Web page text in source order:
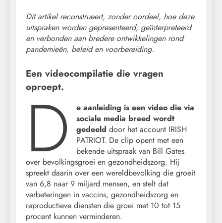
Dit artikel reconstrueert, zonder oordeel, hoe deze
uitspraken worden gepresenteerd, geïnterpreteerd
en verbonden aan bredere ontwikkelingen rond
pandemieën, beleid en voorbereiding.
Een videocompilatie die vragen
oproept.
D
e aanleiding is een video die via
sociale media breed wordt
gedeeld door het account IRISH
PATRIOT. De clip opent met een
bekende uitspraak van Bill Gates
over bevolkingsgroei en gezondheidszorg. Hij
spreekt daarin over een wereldbevolking die groeit
van 6,8 naar 9 miljard mensen, en stelt dat
verbeteringen in vaccins, gezondheidszorg en
reproductieve diensten die groei met 10 tot 15
procent kunnen verminderen.